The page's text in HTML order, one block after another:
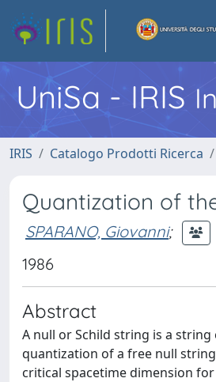
UniSa - IRIS
IRIS Catalogo Prodotti Ricerca
Quantization of
SPARANO, Giovanni;
1986
Abstract
A null or Schild string is a
quantization of a free null
critical spacetime dimension